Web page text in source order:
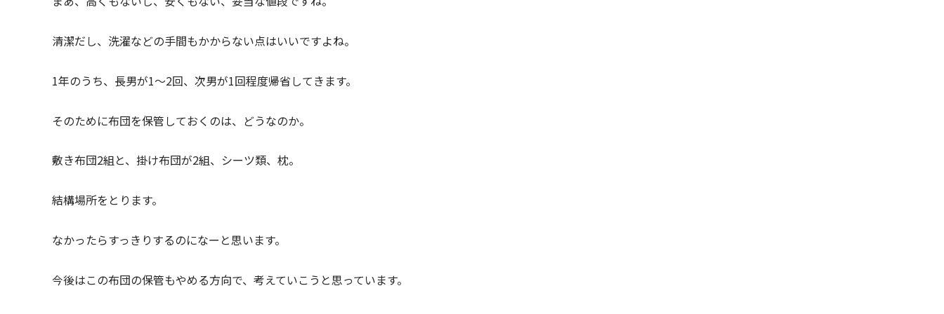
清潔だし、洗濯などの手間もかからない点はいいですよね。
1年のうち、長男が1～2回、次男が1回程度帰省してきます。
そのために布団を保管しておくのは、どうなのか。
敷き布団2組と、掛け布団が2組、シーツ類、枕。
結構場所をとります。
なかったらすっきりするのになーと思います。
今後はこの布団の保管もやめる方向で、考えていこうと思っています。